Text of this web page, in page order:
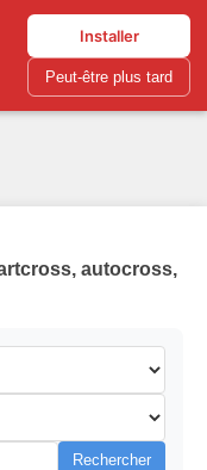
Installer
Peut-être plus tard
autocross,
Rechercher